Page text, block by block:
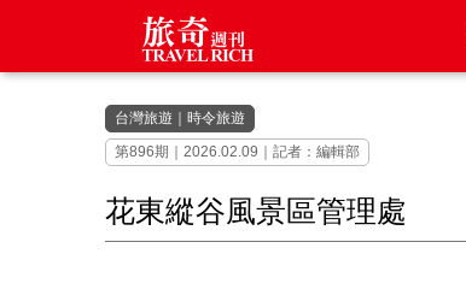
台灣旅遊
時令旅遊
第896期｜2026.02.09｜記者：編輯部
花東縱谷風景區管理處